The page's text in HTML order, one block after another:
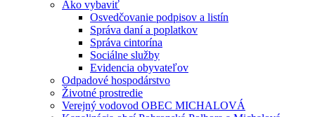
Ako vybaviť
Osvedčovanie podpisov a listín
Správa daní a poplatkov
Správa cintorína
Sociálne služby
Evidencia obyvateľov
Odpadové hospodárstvo
Životné prostredie
Verejný vodovod OBEC MICHALOVÁ